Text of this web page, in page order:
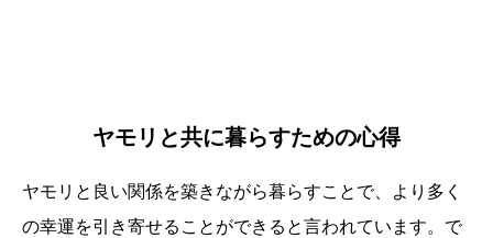
ヤモリと共に暮らすための心得
ヤモリと良い関係を築きながら暮らすことで、より多く
の幸運を引き寄せることができると言われています。で